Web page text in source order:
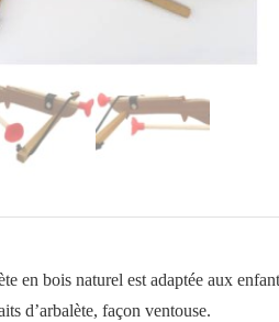
en bois naturel est adaptée aux
d’arbalète, façon ventouse.